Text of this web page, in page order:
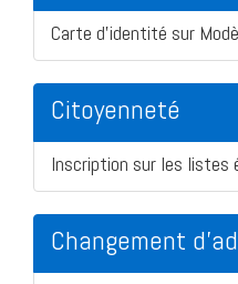
Carte d'identité sur
Citoyenneté
Inscription sur les listes
Changement